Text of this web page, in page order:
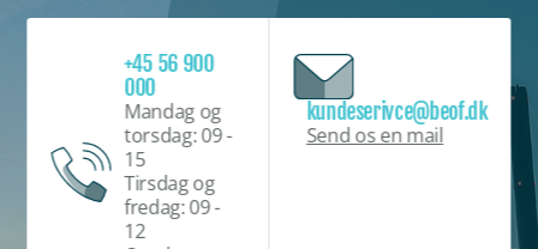
+45 56 900
000
Mandag og
torsdag: 09 -
15
Tirsdag og
fredag: 09 -
12
kundeserivce@beof.dk
Send os en mail